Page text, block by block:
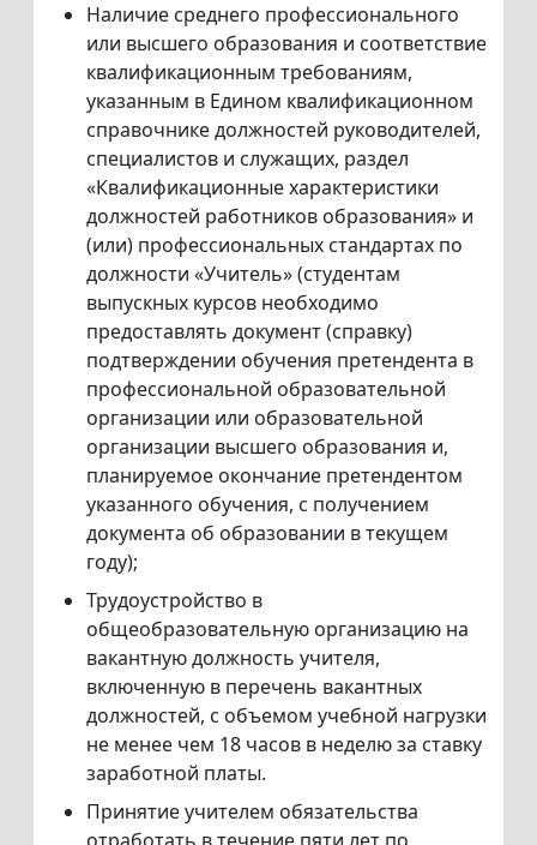
Наличие среднего профессионального
или высшего образования и соответствие
квалификационным требованиям,
указанным в Едином квалификационном
справочнике должностей руководителей,
специалистов и служащих, раздел
«Квалификационные характеристики
должностей работников образования» и
(или) профессиональных стандартах по
должности «Учитель» (студентам
выпускных курсов необходимо
предоставлять документ (справку)
подтверждении обучения претендента в
профессиональной образовательной
организации или образовательной
организации высшего образования и,
планируемое окончание претендентом
указанного обучения, с получением
документа об образовании в текущем
году);
Трудоустройство в
общеобразовательную организацию на
вакантную должность учителя,
включенную в перечень вакантных
должностей, с объемом учебной нагрузки
не менее чем 18 часов в неделю за ставку
заработной платы.
Принятие учителем обязательства